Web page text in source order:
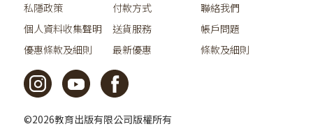
私隱政策
個人資料收集聲明
優惠條款及細則
付款方式
送貨服務
最新優惠
聯絡我們
帳戶問題
條款及細則
©2026教育出版有限公司版權所有